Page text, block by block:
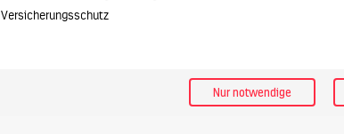
Versicherungsschutz
Nur notwendige